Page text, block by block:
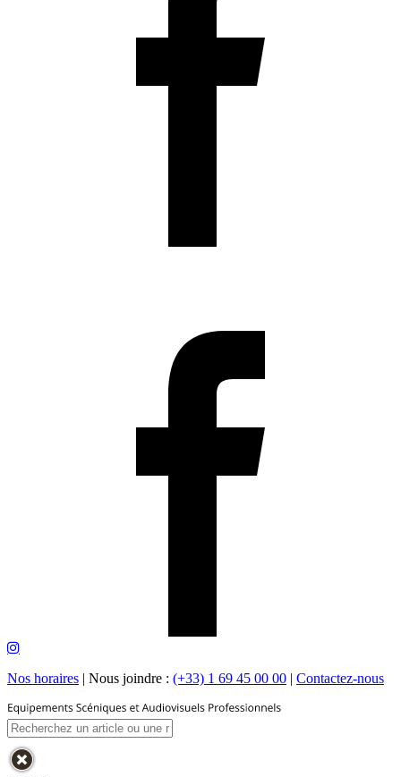
Nos horaires | Nous joindre : (+33) 1 69 45 00 00 | Contactez-nous